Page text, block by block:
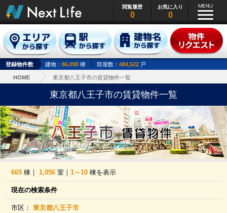
閲覧履歴
0
お気に入り
0
登録物件数 建物： 86,090 棟 部屋数： 484,522 戸
HOME 東京都八王子市の賃貸物件一覧
東京都八王子市の賃貸物件一覧
665 棟｜1,056 室｜1～10 棟を表示
現在の検索条件
市区：東京都八王子市